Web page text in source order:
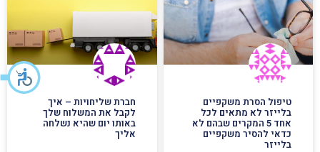
טיפול הסרת משקפיים
בלייזר לא מתאים לכל
אחד 5 המקרים שבהם לא
כדאי להסיר משקפיים
בלייזר
חברת שליחויות – איך
לקבל את המשלוח שלך
באותו יום שהיא נשלחה
אליך